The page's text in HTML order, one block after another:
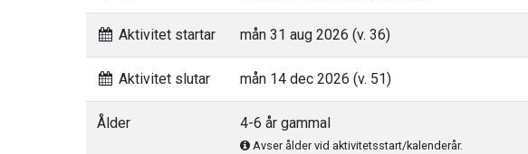
Aktivitet startar mån 31 aug 2026 (v. 36)
Aktivitet slutar mån 14 dec 2026 (v. 51)
Ålder 4-6 år gammal
Avser ålder vid aktivitetsstart/kalenderår.